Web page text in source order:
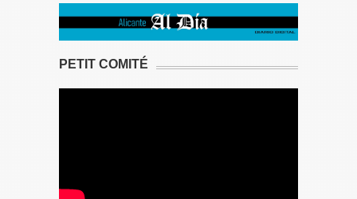
PETIT COMITÉ